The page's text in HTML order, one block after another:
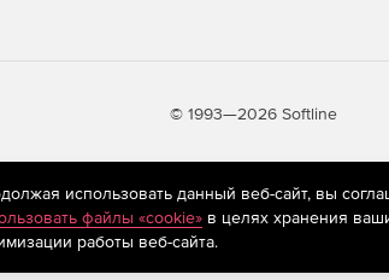
© 1993—2026 Softline
применяются рекомендательные
относящихся к предпочтениям
использовать данный веб-сайт, вы
файлы «cookie»в целях хранения
работы веб-сайта.